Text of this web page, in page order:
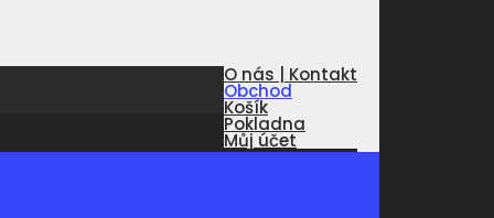
O nás | Kontakt
Obchod
Košík
Pokladna
Můj účet